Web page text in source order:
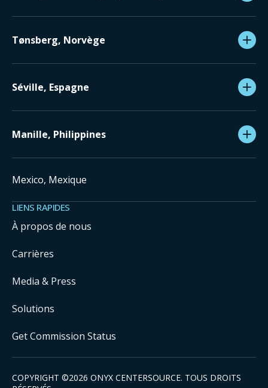
Tønsberg, Norvège
Séville, Espagne
Manille, Philippines
Mexico, Mexique
LIENS RAPIDES
À propos de nous
Carrières
Media & Press
Solutions
Get Commission Status
COPYRIGHT ©2026 ONYX CENTERSOURCE. TOUS DROITS